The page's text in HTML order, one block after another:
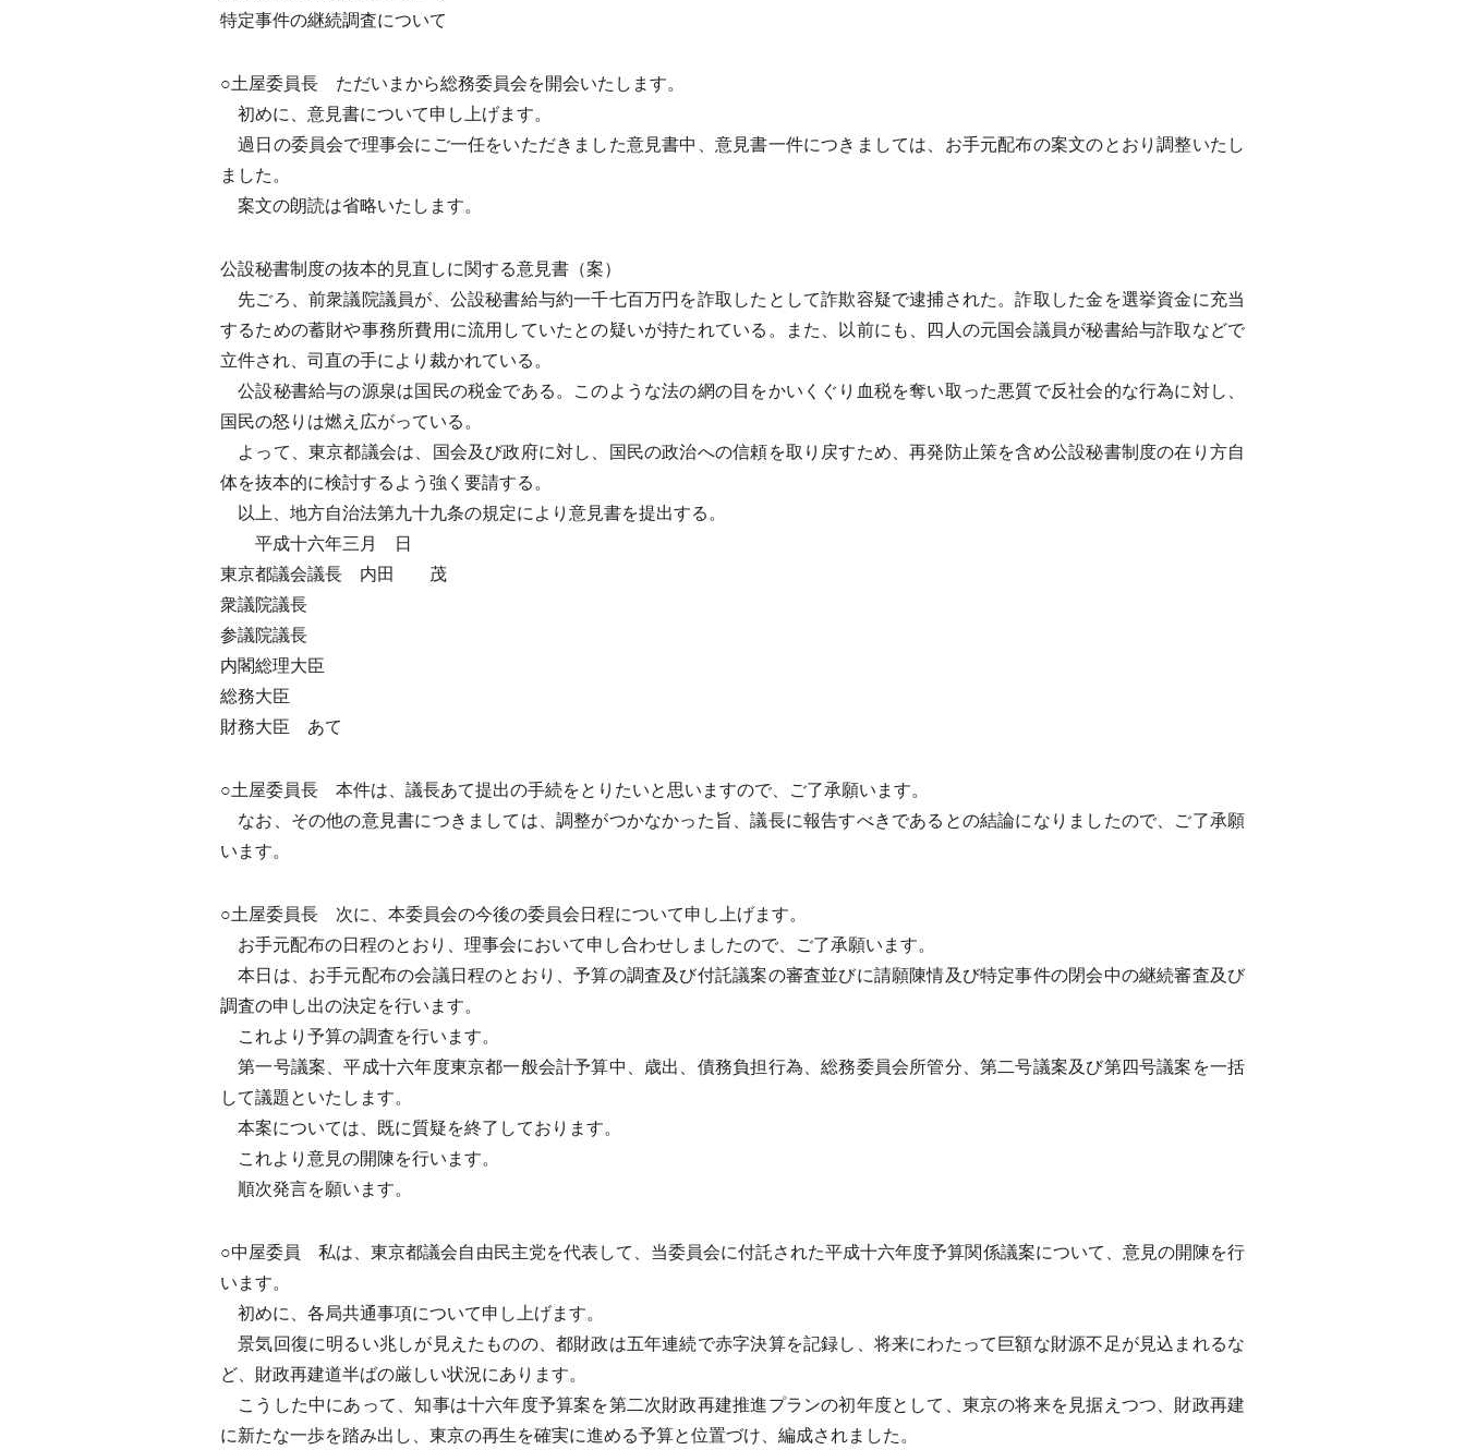
特定事件の継続調査について
○土屋委員長 ただいまから総務委員会を開会いたします。
初めに、意見書について申し上げます。
過日の委員会で理事会にご一任をいただきました意見書中、意見書一件につきましては、お手元配布の案文のとおり調整いたし
ました。
案文の朗読は省略いたします。
公設秘書制度の抜本的見直しに関する意見書（案）
先ごろ、前衆議院議員が、公設秘書給与約一千七百万円を詐取したとして詐欺容疑で逮捕された。詐取した金を選挙資金に充当
するための蓄財や事務所費用に流用していたとの疑いが持たれている。また、以前にも、四人の元国会議員が秘書給与詐取などで
立件され、司直の手により裁かれている。
公設秘書給与の源泉は国民の税金である。このような法の網の目をかいくぐり血税を奪い取った悪質で反社会的な行為に対し、
国民の怒りは燃え広がっている。
よって、東京都議会は、国会及び政府に対し、国民の政治への信頼を取り戻すため、再発防止策を含め公設秘書制度の在り方自
体を抜本的に検討するよう強く要請する。
以上、地方自治法第九十九条の規定により意見書を提出する。
平成十六年三月 日
東京都議会議長 内田 茂
衆議院議長
参議院議長
内閣総理大臣
総務大臣
財務大臣 あて
○土屋委員長 本件は、議長あて提出の手続をとりたいと思いますので、ご了承願います。
なお、その他の意見書につきましては、調整がつかなかった旨、議長に報告すべきであるとの結論になりましたので、ご了承願
います。
○土屋委員長 次に、本委員会の今後の委員会日程について申し上げます。
お手元配布の日程のとおり、理事会において申し合わせしましたので、ご了承願います。
本日は、お手元配布の会議日程のとおり、予算の調査及び付託議案の審査並びに請願陳情及び特定事件の閉会中の継続審査及び
調査の申し出の決定を行います。
これより予算の調査を行います。
第一号議案、平成十六年度東京都一般会計予算中、歳出、債務負担行為、総務委員会所管分、第二号議案及び第四号議案を一括
して議題といたします。
本案については、既に質疑を終了しております。
これより意見の開陳を行います。
順次発言を願います。
○中屋委員 私は、東京都議会自由民主党を代表して、当委員会に付託された平成十六年度予算関係議案について、意見の開陳を行
います。
初めに、各局共通事項について申し上げます。
景気回復に明るい兆しが見えたものの、都財政は五年連続で赤字決算を記録し、将来にわたって巨額な財源不足が見込まれるな
ど、財政再建道半ばの厳しい状況にあります。
こうした中にあって、知事は十六年度予算案を第二次財政再建推進プランの初年度として、東京の将来を見据えつつ、財政再建
に新たな一歩を踏み出し、東京の再生を確実に進める予算と位置づけ、編成されました。